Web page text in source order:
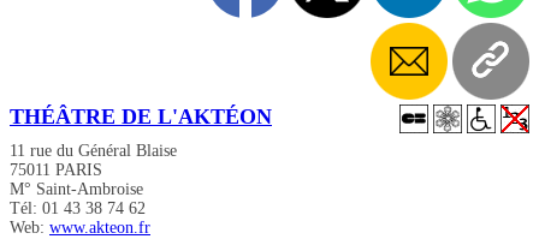
THÉÂTRE DE L'AKTÉON
11 rue du Général Blaise
75011 PARIS
M° Saint-Ambroise
Tél: 01 43 38 74 62
Web: www.akteon.fr